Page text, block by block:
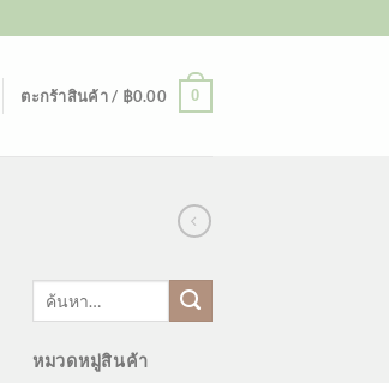
ตะกร้าสินค้า / ฿0.00 0
ค้นหา:
หมวดหมู่สินค้า